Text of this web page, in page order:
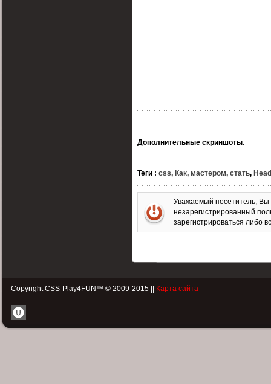
Дополнительные скриншоты:
Теги : css, Как, мастером, стать,
Уважаемый посетитель, Вы
незарегистрированный
зарегистрироваться либо
Copyright CSS-Play4FUN™ © 2009-2015 || Карта сайта